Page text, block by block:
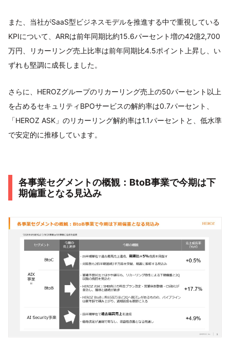
また、当社がSaaS型ビジネスモデルを推進する中で重視している
KPIについて、ARRは前年同期比約15.6パーセント増の42億2,700
万円、リカーリング売上比率は前年同期比4.5ポイント上昇し、い
ずれも堅調に成長しました。
さらに、HEROZグループのリカーリング売上の50パーセント以上
を占めるセキュリティBPOサービスの解約率は0.7パーセント、
「HEROZ ASK」のリカーリング解約率は1.1パーセントと、低水準
で安定的に推移しています。
各事業セグメントの概観：BtoB事業で今期は下
期偏重となる見込み